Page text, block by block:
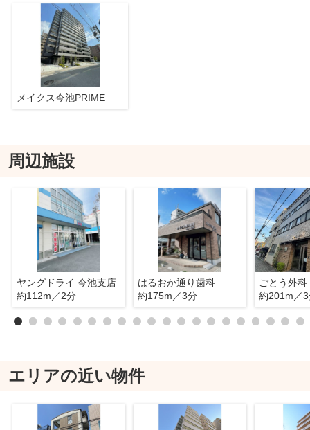
メイクス今池PRIME
周辺施設
ヤングドライ 今池支店
約112m／2分
はるおか通り歯科
約175m／3分
ごとう外
約201m／
エリアの近い物件